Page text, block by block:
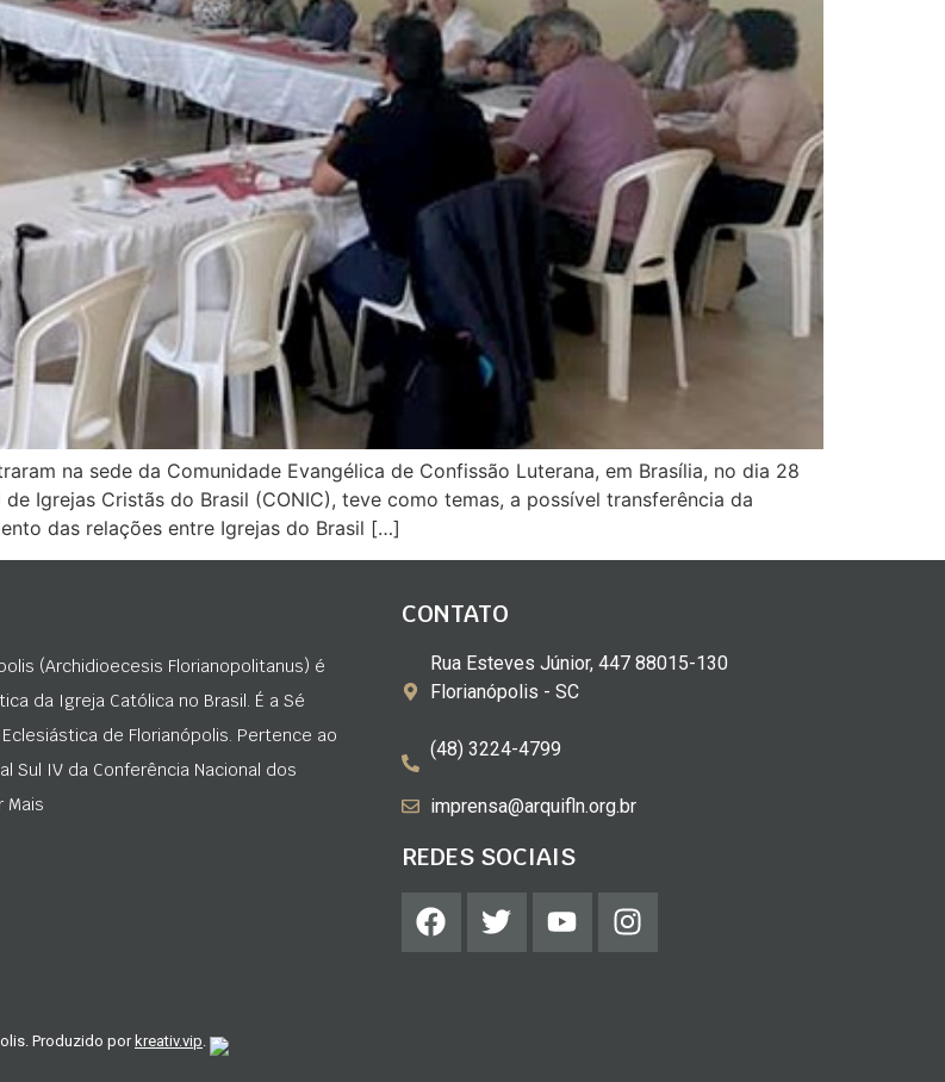
na sede da Comunidade Evangélica de Confissão Luterana, em Brasília, no dia 28
Igrejas Cristãs do Brasil (CONIC), teve como temas, a possível transferência da
das relações entre Igrejas do Brasil […]
(Archidioecesis Florianopolitanus) é
da Igreja Católica no Brasil. É a Sé
de Florianópolis. Pertence ao
Sul IV da Conferência Nacional dos
Mais
CONTATO
Rua Esteves Júnior, 447 88015-130
Florianópolis - SC
(48) 3224-4799
imprensa@arquifln.org.br
REDES SOCIAIS
Produzido porkreativ.vip